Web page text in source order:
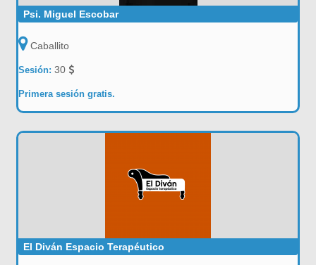
Psi. Miguel Escobar
Caballito
Sesión:30
Primera sesión gratis.
El Diván Espacio Terapéutico